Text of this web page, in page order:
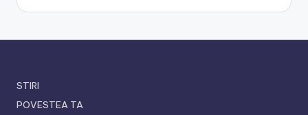
STIRI
POVESTEA TA